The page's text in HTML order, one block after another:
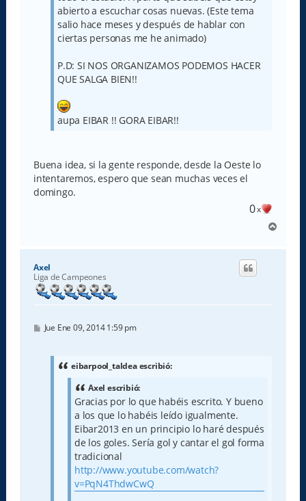
abierto a escuchar cosas nuevas. (Este tema
salio hace meses y después de hablar con
ciertas personas me he animado)
P.D: SI NOS ORGANIZAMOS PODEMOS HACER
QUE SALGA BIEN!!
aupa EIBAR !! GORA EIBAR!!
Buena idea, si la gente responde, desde la Oeste lo
intentaremos, espero que sean muchas veces el
domingo.
0x
r
Axel
Liga de Campeones
M
Jue Ene 09, 2014 1:59 pm
eibarpool_taldea escribió:
Axel escribió:
Gracias por lo que habéis escrito. Y bueno
a los que lo habéis leído igualmente.
Eibar2013 en un principio lo haré después
de los goles. Sería gol y cantar el gol forma
tradicional
http://www.youtube.com/watch?
v=PqN4ThdwCwQ